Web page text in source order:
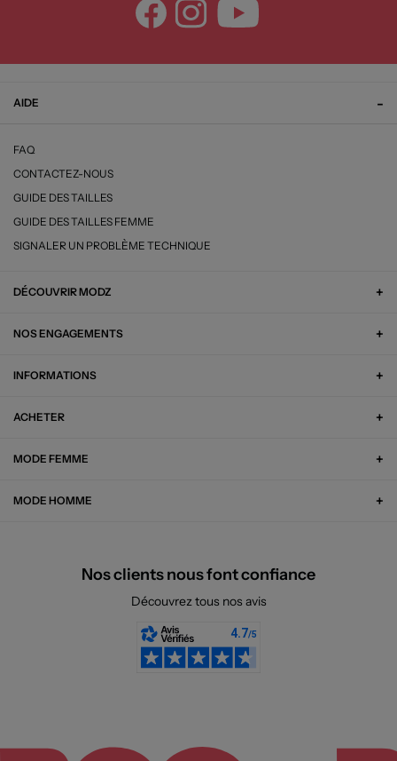
AIDE
FAQ
CONTACTEZ-NOUS
GUIDE DES TAILLES
GUIDE DES TAILLES FEMME
SIGNALER UN PROBLÈME TECHNIQUE
DÉCOUVRIR MODZ
NOS ENGAGEMENTS
INFORMATIONS
ACHETER
MODE FEMME
MODE HOMME
Nos clients nous font confiance
Découvrez tous nos avis